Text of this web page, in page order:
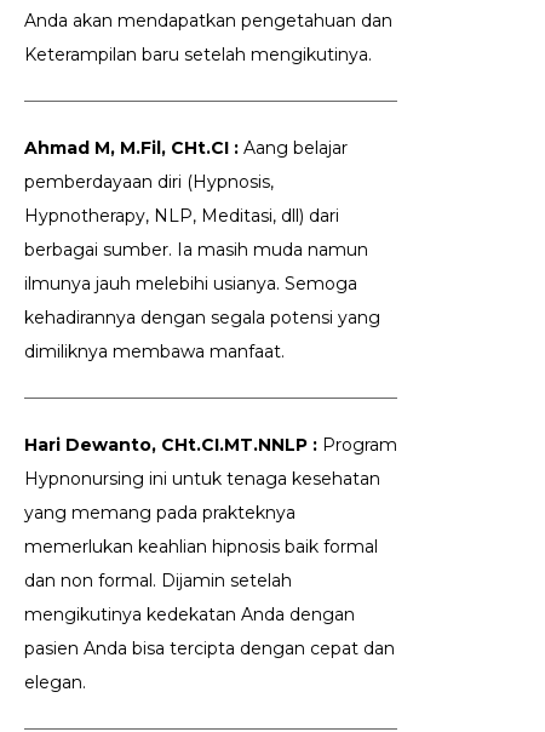
Anda akan mendapatkan pengetahuan dan
Keterampilan baru setelah mengikutinya.
Ahmad M, M.Fil, CHt.CI : Aang belajar
pemberdayaan diri (Hypnosis,
Hypnotherapy, NLP, Meditasi, dll) dari
berbagai sumber. Ia masih muda namun
ilmunya jauh melebihi usianya. Semoga
kehadirannya dengan segala potensi yang
dimiliknya membawa manfaat.
Hari Dewanto, CHt.CI.MT.NNLP : Program
Hypnonursing ini untuk tenaga kesehatan
yang memang pada prakteknya
memerlukan keahlian hipnosis baik formal
dan non formal. Dijamin setelah
mengikutinya kedekatan Anda dengan
pasien Anda bisa tercipta dengan cepat dan
elegan.